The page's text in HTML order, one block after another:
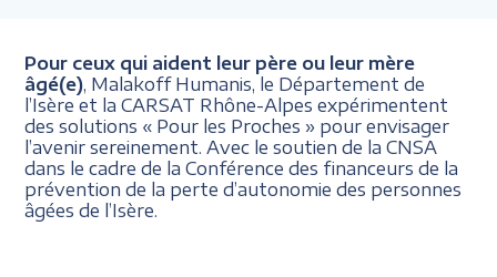
Pour ceux qui aident leur père ou leur mère
âgé(e) , Malakoff Humanis, le Département de
l’Isère et la CARSAT Rhône-Alpes expérimentent
des solutions « Pour les Proches » pour envisager
l’avenir sereinement. Avec le soutien de la CNSA
dans le cadre de la Conférence des financeurs de la
prévention de la perte d’autonomie des personnes
âgées de l’Isère.